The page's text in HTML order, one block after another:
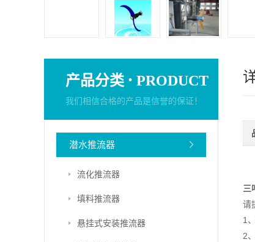
产品分类 · PRODUCT
我们相信合格的产品是信誉的保证！
潜水推流器
流化推流器
填料推流器
悬挂式安装推流器
三
请
1
2